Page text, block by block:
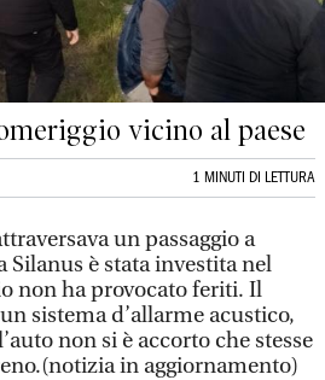
vicino al paese
1 MINUTI DI LETTURA
un passaggio a
è stata investita nel
non ha provocato feriti. Il
sistema d’allarme acustico,
non si è accorto che stesse
in aggiornamento)